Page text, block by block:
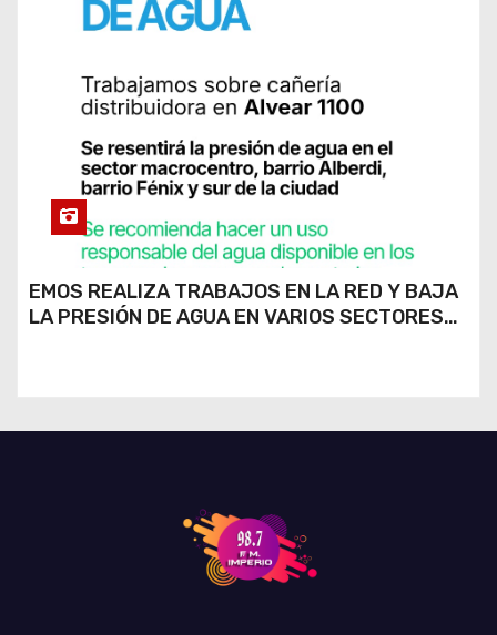
EMOS REALIZA TRABAJOS EN LA RED Y BAJA
LA PRESIÓN DE AGUA EN VARIOS SECTORES